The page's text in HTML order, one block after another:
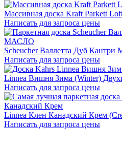
Массивная доска Kraft Parkett
Написать для запроса цены
Scheucher Валлетта Дуб
Написать для запроса цены
Linnea Вишня Зима (Winter)
Написать для запроса цены
Linnea Клен Канадский Крем
Написать для запроса цены